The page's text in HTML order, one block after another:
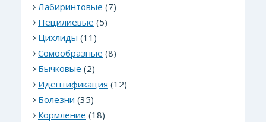
Лабиринтовые (7)
Пецилиевые (5)
Цихлиды (11)
Сомообразные (8)
Бычковые (2)
Идентификация (12)
Болезни (35)
Кормление (18)